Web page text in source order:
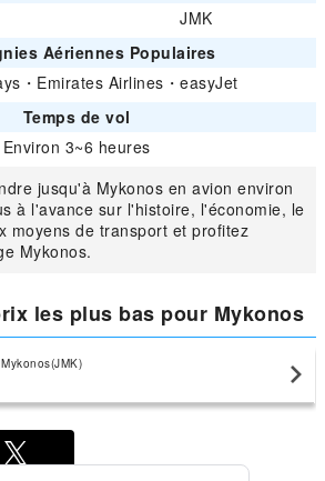
JMK
Aériennes Populaires
・ Emirates Airlines ・easyJet
Temps de vol
Environ 3~6 heures
jusqu'à Mykonos en avion environ
à l'avance sur l'histoire, l'économie, le
moyens de transport et profitez
Mykonos.
les plus bas pour Mykonos
Mykonos(JMK)